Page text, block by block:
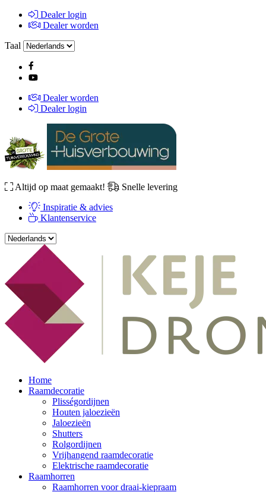
Dealer login
Dealer worden
Taal
Dealer worden
Dealer login
Altijd op maat gemaakt!
Snelle levering
Inspiratie & advies
Klantenservice
Home
Raamdecoratie
Plisségordijnen
Houten jaloezieën
Jaloezieën
Shutters
Rolgordijnen
Vrijhangend raamdecoratie
Elektrische raamdecoratie
Raamhorren
Raamhorren voor draai-kiepraam